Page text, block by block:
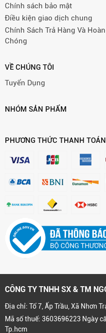
Chính sách bảo mật
Điều kiện giao dịch chung
Chính Sách Trả Hàng Và
Chóng
VỀ CHÚNG TÔI
Tuyển Dụng
NHÓM SẢN PHẨM
PHƯƠNG THỨC THANH TOÁN
CÔNG TY TNHH SX & TM
Địa chỉ: Tổ 7, Ấp Trầu, Xã Nhơn
Mã số thuế: 3603696223 Ngày
Tp.hcm